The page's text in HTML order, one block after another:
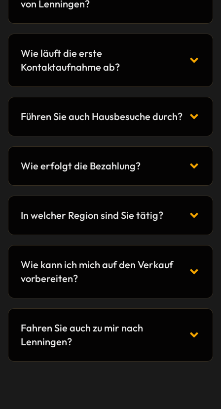
von Lenningen?
Wie läuft die erste
Kontaktaufnahme ab?
Führen Sie auch Hausbesuche durch?
Wie erfolgt die Bezahlung?
In welcher Region sind Sie tätig?
Wie kann ich mich auf den Verkauf
vorbereiten?
Fahren Sie auch zu mir nach
Lenningen?